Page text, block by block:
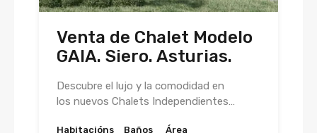
Venta de Chalet Modelo
GAIA. Siero. Asturias.
Descubre el lujo y la comodidad en
los nuevos Chalets Independientes…
Habitacións Baños Área